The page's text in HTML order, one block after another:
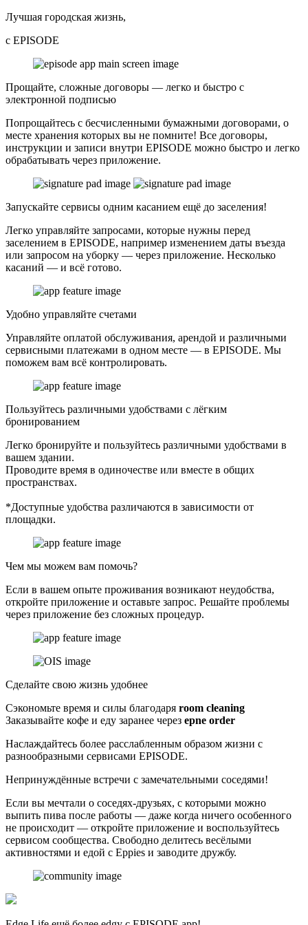
Лучшая городская жизнь,
с EPISODE
Прощайте, сложные договоры — легко и быстро с
электронной подписью
Попрощайтесь с бесчисленными бумажными договорами, о
месте хранения которых вы не помните! Все договоры,
инструкции и записи внутри EPISODE можно быстро и легко
обрабатывать через приложение.
Запускайте сервисы одним касанием ещё до заселения!
Легко управляйте запросами, которые нужны перед
заселением в EPISODE, например изменением даты въезда
или запросом на уборку — через приложение. Несколько
касаний — и всё готово.
Удобно управляйте счетами
Управляйте оплатой обслуживания, арендой и различными
сервисными платежами в одном месте — в EPISODE. Мы
поможем вам всё контролировать.
Пользуйтесь различными удобствами с лёгким
бронированием
Легко бронируйте и пользуйтесь различными удобствами в
вашем здании.
Проводите время в одиночестве или вместе в общих
пространствах.
*Доступные удобства различаются в зависимости от
площадки.
Чем мы можем вам помочь?
Если в вашем опыте проживания возникают неудобства,
откройте приложение и оставьте запрос. Решайте проблемы
через приложение без сложных процедур.
Сделайте свою жизнь удобнее
Сэкономьте время и силы благодаря room cleaning
Заказывайте кофе и еду заранее через epne order
Наслаждайтесь более расслабленным образом жизни с
разнообразными сервисами EPISODE.
Непринуждённые встречи с замечательными соседями!
Если вы мечтали о соседях-друзьях, с которыми можно
выпить пива после работы — даже когда ничего особенного
не происходит — откройте приложение и воспользуйтесь
сервисом сообщества. Свободно делитесь весёлыми
активностями и едой с Eppies и заводите дружбу.